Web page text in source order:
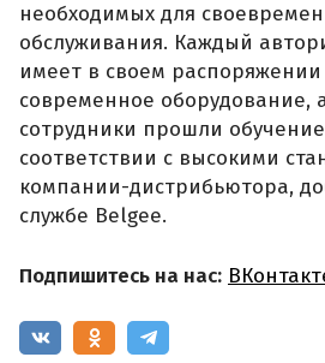
необходимых для
обслуживания. Каждый
имеет в своем распоряжении
современное оборудование,
сотрудники прошли
соответствии с высокими
компании-дистрибьютора,
службе Belgee.
Подпишитесь на нас: